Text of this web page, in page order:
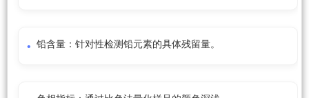
铅含量：针对性检测铅元素的具体残留量。